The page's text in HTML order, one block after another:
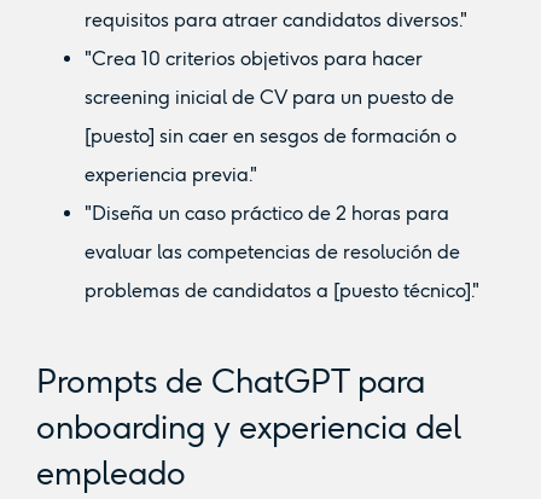
requisitos para atraer candidatos diversos."
"Crea 10 criterios objetivos para hacer
screening inicial de CV para un puesto de
[puesto] sin caer en sesgos de formación o
experiencia previa."
"Diseña un caso práctico de 2 horas para
evaluar las competencias de resolución de
problemas de candidatos a [puesto técnico]."
Prompts de ChatGPT para
onboarding y experiencia del
empleado